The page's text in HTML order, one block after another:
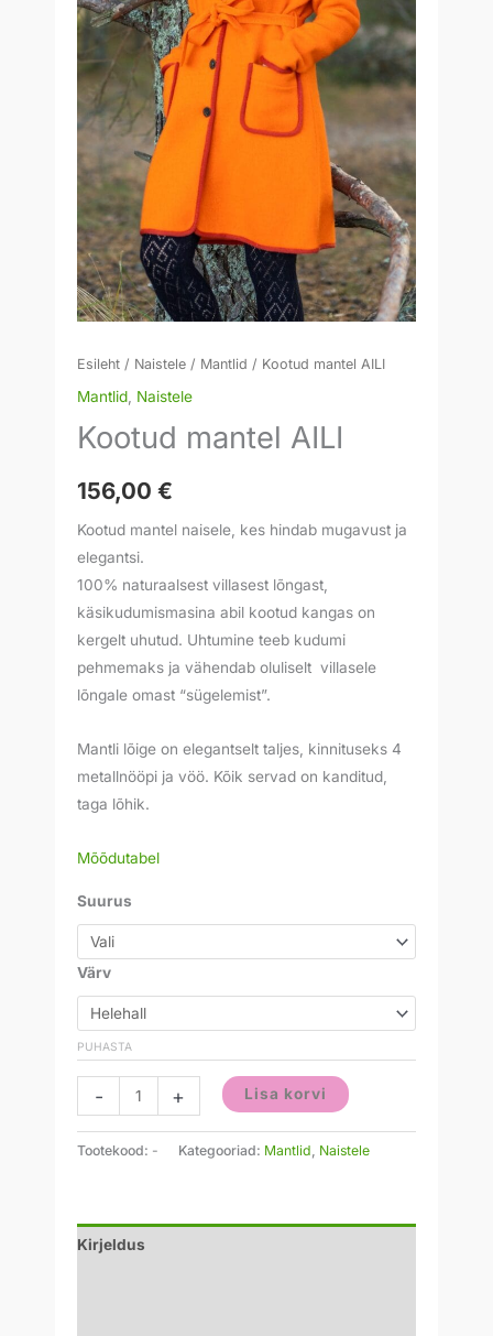
Esileht / Naistele / Mantlid / Kootud mantel AILI
Mantlid, Naistele
Kootud mantel AILI
156,00 €
Kootud mantel naisele, kes hindab mugavust ja
elegantsi.
100% naturaalsest villasest lõngast,
käsikudumismasina abil kootud kangas on
kergelt uhutud. Uhtumine teeb kudumi
pehmemaks ja vähendab oluliselt villasele
lõngale omast “sügelemist”.
Mantli lõige on elegantselt taljes, kinnituseks 4
metallnööpi ja vöö. Kõik servad on kanditud,
taga lõhik.
Mõõdutabel
Suurus
Värv
PUHASTA
- + Lisa korvi
Tootekood: - Kategooriad: Mantlid Naistele
Kirjeldus